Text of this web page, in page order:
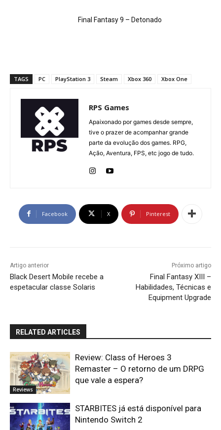
Final Fantasy 9 – Detonado
TAGS PC PlayStation 3 Steam Xbox 360 Xbox One
RPS Games
Apaixonado por games desde sempre,
tive o prazer de acompanhar grande
parte da evolução dos games. RPG,
Ação, Aventura, FPS, etc jogo de tudo.
Facebook X Pinterest
Artigo anterior
Black Desert Mobile recebe a
espetacular classe Solaris
Próximo artigo
Final Fantasy XIII –
Habilidades, Técnicas e
Equipment Upgrade
RELATED ARTICLES
Reviews
Review: Class of Heroes 3
Remaster – O retorno de um DRPG
que vale a espera?
STARBITES já está disponível para
Nintendo Switch 2